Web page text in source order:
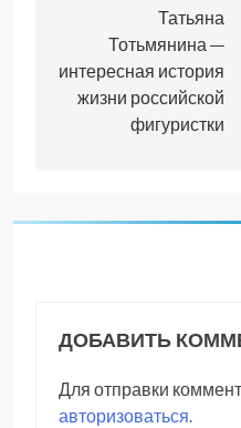
записям
Татьяна
Тотьмянина —
интересная история
жизни российской
фигуристки
ДОБАВИТЬ
Для отправки
авторизоваться.